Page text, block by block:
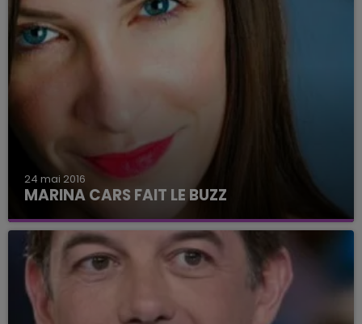
24 mai 2016
MARINA CARS FAIT LE BUZZ